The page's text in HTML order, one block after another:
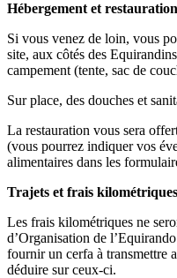
Hébergement et
Si vous venez de loin, vous
site, aux côtés des
campement (tente, sac de
Sur place, des douches et
La restauration vous sera
(vous pourrez indiquer vos
alimentaires dans les
Trajets et frais kilométriques
Les frais kilométriques ne
d’Organisation de
fournir un cerfa à transmettre
déduire sur ceux-ci.